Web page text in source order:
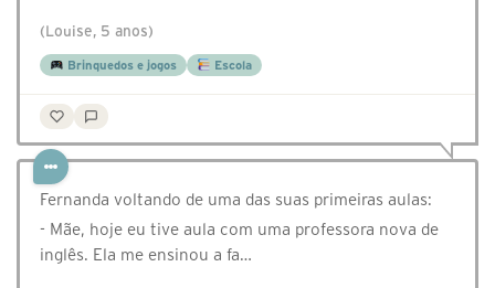
(Louise, 5 anos)
Brinquedos e jogos Escola
Fernanda voltando de uma das suas primeiras aulas:
- Mãe, hoje eu tive aula com uma professora nova de
inglês. Ela me ensinou a fa…